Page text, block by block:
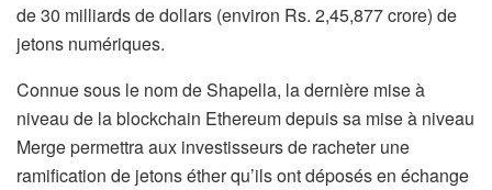
de 30 milliards de dollars (environ Rs. 2,45,877 crore) de
jetons numériques.
Connue sous le nom de Shapella, la dernière mise à
niveau de la blockchain Ethereum depuis sa mise à niveau
Merge permettra aux investisseurs de racheter une
ramification de jetons éther qu’ils ont déposés en échange